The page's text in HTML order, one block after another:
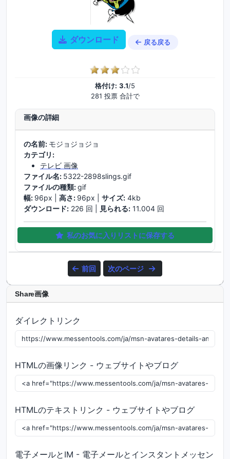
ダウンロード 戻る戻る
格付け: 3.1/5
281 投票 合計で
画像の詳細
の名前: モジョジョジョ
カテゴリ:
テレビ 画像
ファイル名: 5322-2898slings.gif
ファイルの種類:gif
幅: 96px | 高さ: 96px | サイズ: 4kb
ダウンロード: 226 回 | 見られる: 11.004 回
私のお気に入りリストに保存する
前回 次のページ
Share画像
ダイレクトリンク
HTMLの画像リンク - ウェブサイトやブログ
HTMLのテキストリンク - ウェブサイトやブログ
電子メールとIM - 電子メールとインスタントメッセン